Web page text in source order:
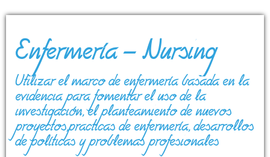
Enfermería – Nursing
Utilizar el marco de enfermería basada en la
evidencia para fomentar el uso de la
investigación, el planteamiento de nuevos
proyectos,prácticas de enfermería, desarrollos
de políticas y problemas profesionales